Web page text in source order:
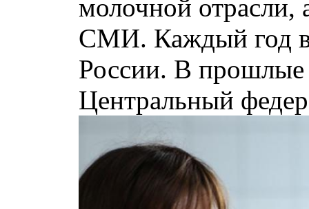
молочной отрасли,
СМИ. Каждый год
России. В прошлые
Центральный